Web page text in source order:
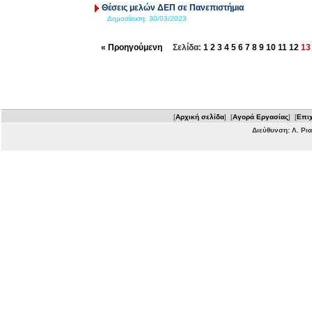
Θέσεις μελών ΔΕΠ σε Πανεπιστήμια
Δημοσίευση: 30/03/2023
« ΠροηγούμενηΣελίδα: 1 2 3 4 5 6 7 8 9 10 11 12 13
[Αρχική σελίδα] [Αγορά Εργασίας] [
Διεύθυνση: Λ.